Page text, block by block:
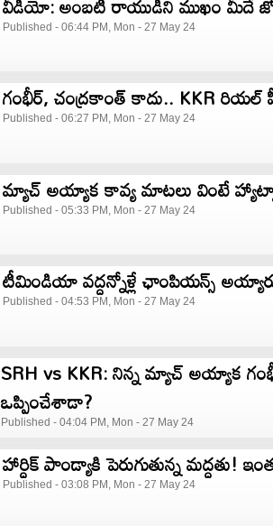
Published - 06:44 PM, Mon - 27 May 24
గంభీర్, చంద్రకాంత్ కాదు.. KKR
Published - 06:27 PM, Mon - 27 May 24
మ్యాచ్ అయ్యాక కావ్య మాటలు వింటే
Published - 05:33 PM, Mon - 27 May 24
టీమిండియా వద్దన్నోళ్లే ఛాంపియన్స్
Published - 04:53 PM, Mon - 27 May 24
SRH vs KKR: నిన్న మ్యాచ్ అయ్యాక
ఒప్పించేశాడా?
Published - 04:04 PM, Mon - 27 May 24
హార్ధిక్‌ పాండ్యాకి పెరుగుతున్న
Published - 03:08 PM, Mon - 27 May 24